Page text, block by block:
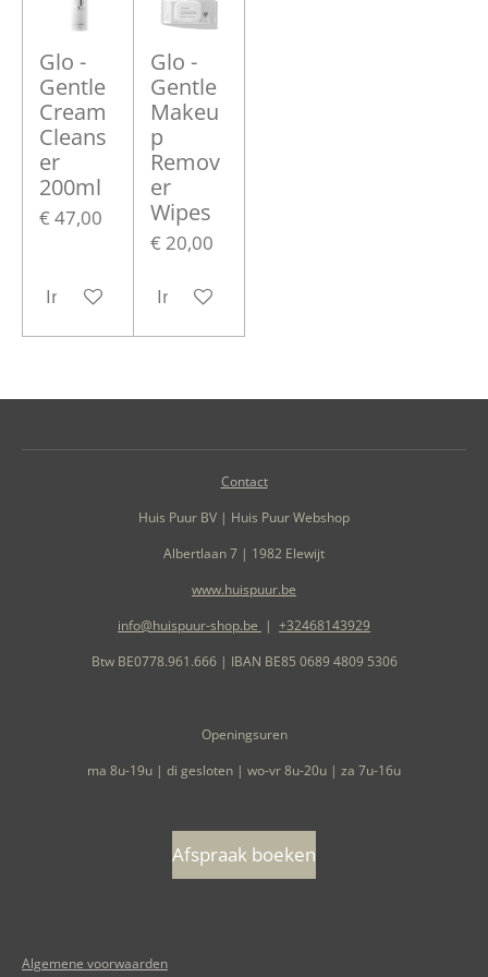
Glo -
Gentle
Cream
Cleans
er
200ml
€ 47,00
In winkelwagen
Glo -
Gentle
Makeu
p
Remov
er
Wipes
€ 20,00
In winkelwagen
Contact
Huis Puur BV | Huis Puur Webshop
Albertlaan 7 | 1982 Elewijt
www.huispuur.be
info@huispuur-shop.be | +32468143929
Btw BE0778.961.666 | IBAN BE85 0689 4809 5306
Openingsuren
ma 8u-19u | di gesloten | wo-vr 8u-20u | za 7u-16u
Afspraak boeken
Algemene voorwaarden